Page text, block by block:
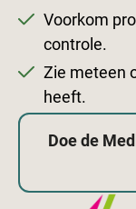
Voorkom
controle.
Zie meteen
heeft.
Doe de